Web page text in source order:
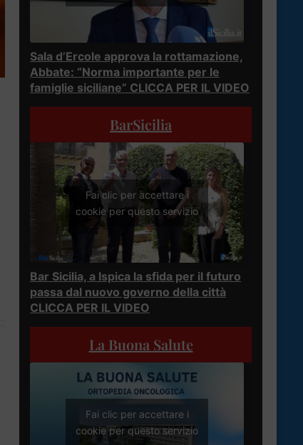
Sala d’Ercole approva la rottamazione,
Abbate: “Norma importante per le
famiglie siciliane” CLICCA PER IL VIDEO
BarSicilia
Fai clic per accettare i
cookie per questo servizio
Bar Sicilia, a Ispica la sfida per il futuro
passa dal nuovo governo della città
CLICCA PER IL VIDEO
La Buona Salute
Fai clic per accettare i
cookie per questo servizio